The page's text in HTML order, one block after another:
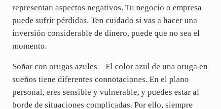
representan aspectos negativos. Tu negocio o empresa
puede sufrir pérdidas. Ten cuidado si vas a hacer una
inversión considerable de dinero, puede que no sea el
momento.
Soñar con orugas azules – El color azul de una oruga en
sueños tiene diferentes connotaciones. En el plano
personal, eres sensible y vulnerable, y puedes estar al
borde de situaciones complicadas. Por ello, siempre